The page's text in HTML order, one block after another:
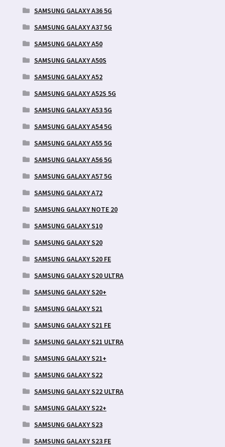
SAMSUNG GALAXY A36 5G
SAMSUNG GALAXY A37 5G
SAMSUNG GALAXY A50
SAMSUNG GALAXY A50S
SAMSUNG GALAXY A52
SAMSUNG GALAXY A52S 5G
SAMSUNG GALAXY A53 5G
SAMSUNG GALAXY A54 5G
SAMSUNG GALAXY A55 5G
SAMSUNG GALAXY A56 5G
SAMSUNG GALAXY A57 5G
SAMSUNG GALAXY A72
SAMSUNG GALAXY NOTE 20
SAMSUNG GALAXY S10
SAMSUNG GALAXY S20
SAMSUNG GALAXY S20 FE
SAMSUNG GALAXY S20 ULTRA
SAMSUNG GALAXY S20+
SAMSUNG GALAXY S21
SAMSUNG GALAXY S21 FE
SAMSUNG GALAXY S21 ULTRA
SAMSUNG GALAXY S21+
SAMSUNG GALAXY S22
SAMSUNG GALAXY S22 ULTRA
SAMSUNG GALAXY S22+
SAMSUNG GALAXY S23
SAMSUNG GALAXY S23 FE